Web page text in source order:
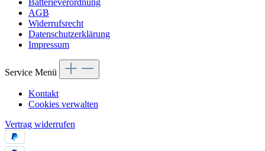
Batterieverordnung
AGB
Widerrufsrecht
Datenschutzerklärung
Impressum
Service Menü
Kontakt
Cookies verwalten
Vertrag widerrufen